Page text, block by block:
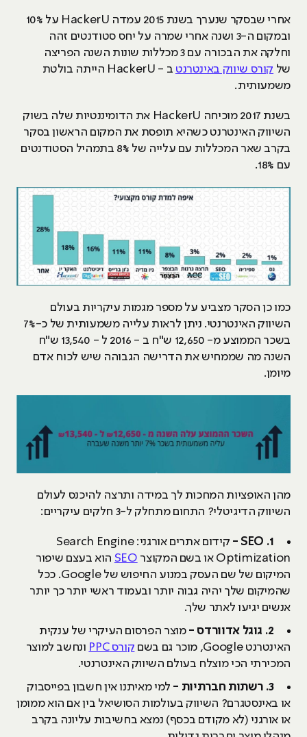
אחרי שבסקר שנערך בשנת 2015 עמדה HackerU על 10%
ובמקום ה-3 ושנה אחרי שמרה על יחס סטודנטים זהה
וחלקה את הבכורה עם 3 מכללות שונות השנה הפריצה
של קורס שיווק באינטרנט
ב - HackerU הייתה בולטת
משמעותית.
בשנת 2017 מוכיחה HackerU את הדומיננטיות שלה בשוק
השיווק האינטרנט כשהיא תופסת את המקום הראשון בסקר
בקרב שאר המכללות עם עלייה של 8% בתמהיל הסטודנטים
עם 18%.
כמו כן הסקר מצביע על מספר מגמות עיקריות בעולם
השיווק האינטרנטי. ניתן לראות עלייה משמעותית של כ-7%
בשכר הממוצע מ- 12,650 ש"ח ב - 2016 ל - 13,540 ש"ח
השנה מה שממחיש את הדרישה הגבוהה שיש לכוח אדם
מיומן.
מהן האופציות המחכות לך במידה ותרצה להיכנס לעולם
השיווק הדיגיטלי? התחום מתחלק ל-3 חלקים עיקריים:
1. SEO -
קידום אתרים אורגני: Search Engine
Optimization או בשם המקוצר
SEO הוא בעצם שיפור
המיקום של שם העסק במנוע החיפוש של Google. ככל
שהמיקום שלך יהיה גבוה יותר ובעמוד ראשי יותר כך יותר
אנשים יגיעו לאתר שלך.
2. גוגל אדוורדס -
מוצר הפרסום העיקרי של ענקית
האינטרנט Google, מוכר גם בשם
קורס PPC
ונחשב למוצר
המכירתי הכי מוצלח בעולם השיווק האינטרנטי.
3. רשתות חברתיות -
למי מאיתנו אין חשבון בפייסבוק
או באינסטגרם? השיווק בעולמות הסושיאל בין אם הוא ממומן
או אורגני (לא מקודם בכסף) נמצא בחשיבות עליונה בקרב